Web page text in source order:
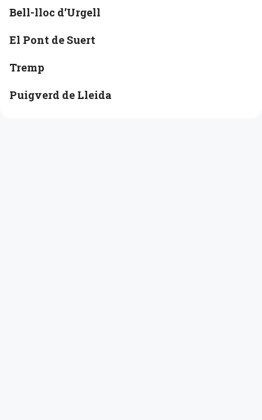
Bell-lloc d’Urgell
El Pont de Suert
Tremp
Puigverd de Lleida